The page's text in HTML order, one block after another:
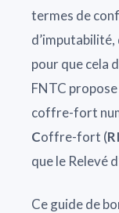
termes de
pour que cela
FNTC
coffre-fort
Coffre-fort (
que le Relevé
Ce guide de